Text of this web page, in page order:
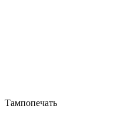
Тампопечать